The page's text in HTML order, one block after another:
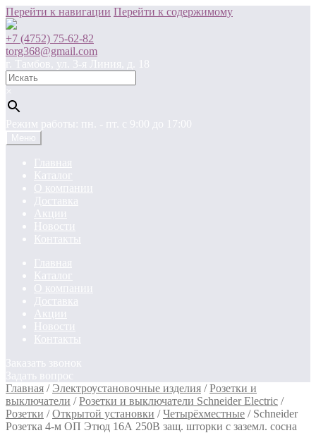
Перейти к навигации Перейти к содержимому
+7 (4752) 75-62-82
torg368@gmail.com
г. Тамбов, ул. 3-я Линия, д. 18
×
Режим работы: пн. - пт. c 9:00 до 17:00
Меню
Главная
Каталог
О компании
Доставка
Акции
Новости
Контакты
Главная
Каталог
О компании
Доставка
Акции
Новости
Контакты
Заказать звонок
Задать вопрос
Главная / Электроустановочные изделия /Розетки и
выключатели /Розетки и выключатели Schneider Electric /
Розетки /Открытой установки /Четырёхместные / Schneider
Розетка 4-м ОП Этюд 16А 250В защ. шторки с заземл. сосна